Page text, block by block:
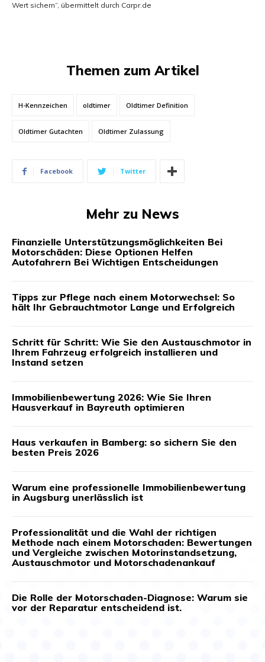
Wert sichern“, übermittelt durch Carpr.de
Themen zum Artikel
H-Kennzeichen oldtimer Oldtimer Definition
Oldtimer Gutachten Oldtimer Zulassung
Facebook Twitter
Mehr zu News
Finanzielle Unterstützungsmöglichkeiten Bei
Motorschäden: Diese Optionen Helfen
Autofahrern Bei Wichtigen Entscheidungen
Tipps zur Pflege nach einem Motorwechsel: So
hält Ihr Gebrauchtmotor Lange und Erfolgreich
Schritt für Schritt: Wie Sie den Austauschmotor in
Ihrem Fahrzeug erfolgreich installieren und
Instand setzen
Immobilienbewertung 2026: Wie Sie Ihren
Hausverkauf in Bayreuth optimieren
Haus verkaufen in Bamberg: so sichern Sie den
besten Preis 2026
Warum eine professionelle Immobilienbewertung
in Augsburg unerlässlich ist
Professionalität und die Wahl der richtigen
Methode nach einem Motorschaden: Bewertungen
und Vergleiche zwischen Motorinstandsetzung,
Austauschmotor und Motorschadenankauf
Die Rolle der Motorschaden-Diagnose: Warum sie
vor der Reparatur entscheidend ist.